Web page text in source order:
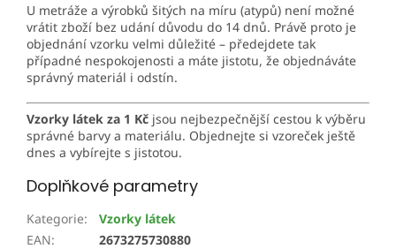
U metráže a výrobků šitých na míru (atypů) není možné
vrátit zboží bez udání důvodu do 14 dnů. Právě proto je
objednání vzorku velmi důležité – předejdete tak
případné nespokojenosti a máte jistotu, že objednáváte
správný materiál i odstín.
Vzorky látek za 1 Kč jsou nejbezpečnější cestou k výběru
správné barvy a materiálu. Objednejte si vzoreček ještě
dnes a vybírejte s jistotou.
Doplňkové parametry
Kategorie:
Vzorky látek
EAN:
2673275730880